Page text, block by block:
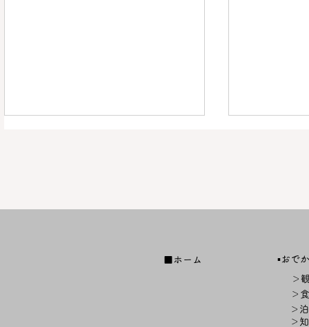
【沢山のご来場ありがとうご
【終了し
塩川しじ
■ホーム ▪️おで
＞
＞
＞
＞